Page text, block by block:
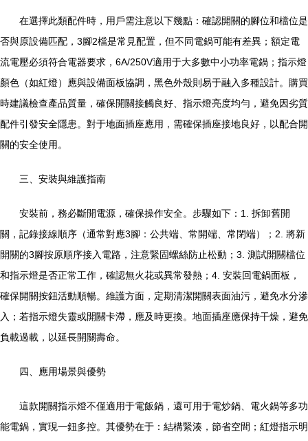
在選擇此類配件時，用戶需注意以下幾點：確認開關的腳位和檔位是
否與原設備匹配，3腳2檔是常見配置，但不同電鍋可能有差異；額定電
流電壓必須符合電器要求，6A/250V適用于大多數中小功率電鍋；指示燈
顏色（如紅燈）應與設備面板協調，黑色外殼則易于融入多種設計。購買
時建議檢查產品質量，確保開關接觸良好、指示燈亮度均勻，避免因劣質
配件引發安全隱患。對于地面插座應用，需確保插座接地良好，以配合開
關的安全使用。
三、安裝與維護指南
安裝前，務必斷開電源，確保操作安全。步驟如下：1. 拆卸舊開
關，記錄接線順序（通常對應3腳：公共端、常開端、常閉端）；2. 將新
開關的3腳按原順序接入電路，注意緊固螺絲防止松動；3. 測試開關檔位
和指示燈是否正常工作，確認無火花或異常發熱；4. 安裝回電鍋面板，
確保開關按鈕活動順暢。維護方面，定期清潔開關表面油污，避免水分滲
入；若指示燈失靈或開關卡滯，應及時更換。地面插座應保持干燥，避免
負載過載，以延長開關壽命。
四、應用場景與優勢
這款開關指示燈不僅適用于電飯鍋，還可用于電炒鍋、電火鍋等多功
能電鍋，實現一鈕多控。其優勢在于：結構緊湊，節省空間；紅燈指示明